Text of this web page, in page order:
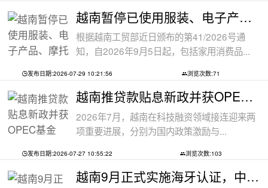
越南暂停已使用服装、电子产品、摩托车
根据越南工贸部近日颁布的第41/2026号通
知，自2026年9月5日起，包括家用消费品...
发布日期:2026-07-29 10:21:56 浏览次数:71
越南推贷款贴息新政并获OPEC基金5000万美
2026年7月，越南在科技融资领域接连迎来两
项重要进展，分别为国内政策激励与...
发布日期:2026-07-27 10:55:22 浏览次数:103
越南9月正式实施海牙认证，中越跨境文件